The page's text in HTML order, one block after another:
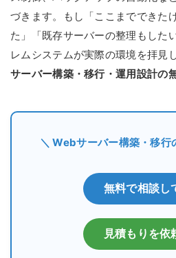
づきます。もし「ここまでできた
た」「既存サーバーの整理もした
レムシステムが実際の環境を拝見
サーバー構築・移行・運用設計の
＼ Webサーバー構築・移行
無料で相談し
見積もりを依